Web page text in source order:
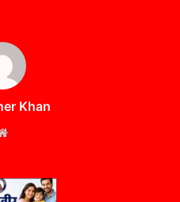
Khan